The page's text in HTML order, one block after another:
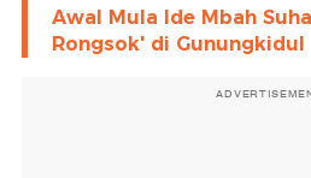
Awal Mula Ide Mbah
Rongsok' di Gunungkidul